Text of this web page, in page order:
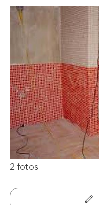
2 fotos